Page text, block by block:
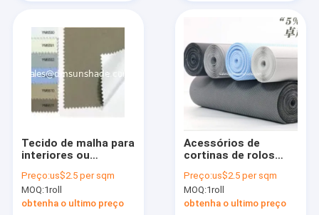
Tecido de malha para
interiores ou
cortinas de rolos
Acessórios
Preço:us$2.5 per sqm
MOQ:1roll
obtenha o ultimo preço
Acessórios de
cortinas de rolos
Preço:us$2.5 per sqm
MOQ:1roll
obtenha o ultimo preço